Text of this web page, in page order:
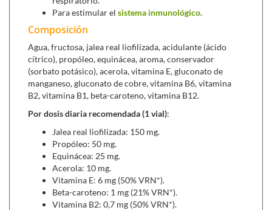
inmunoestimulante, antiinflamatorio, cicatrizante y
ligeramente analgésico. Aunque también tiene
notables aplicaciones por vía tópica, se ha consumido
tradicionalmente por vía oral para el tratamiento de
gripes, resfriados, afecciones de las vías respiratorias,
aftas bucales y diversos tipos de infecciones.
Elcobre, lasvitaminas B6 y B12contribuyen al
funcionamiento normal del sistema inmunitario.
Elmanganesocontribuye al mantenimiento de los
huesos en condiciones normales.
Lariboflavina (B2)contribuye al mantenimiento de la
visión en condiciones normales, y junto con las
vitaminas B6y B12
fatiga.
fresa.
Para estimular el sistema inmunológico.
Composición
Agua, fructosa, jalea real liofilizada, acidulante (ácido
cítrico), propóleo, equinácea, aroma, conservador
(sorbato potásico), acerola, vitamina E, gluconato de
manganeso, gluconato de cobre, vitamina B6, vitamina
B2, vitamina B1, beta-caroteno, vitamina B12.
Por dosis diaria recomendada (1 vial):
Jalea real liofilizada: 150 mg.
Propóleo: 50 mg.
Equinácea: 25 mg.
Acerola: 10 mg.
Vitamina E: 6 mg (50% VRN*).
Beta-caroteno: 1 mg (21% VRN*).
Vitamina B2: 0,7 mg (50% VRN*).